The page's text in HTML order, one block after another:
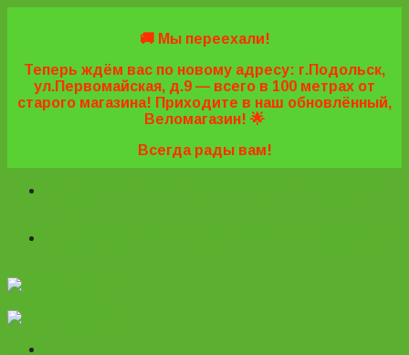
🚚 Мы переехали!
Теперь ждём вас по новому адресу: г.Подольск,
ул.Первомайская, д.9 — всего в 100 метрах от
старого магазина! Приходите в наш обновлённый,
Веломагазин! 🌟
Всегда рады вам!